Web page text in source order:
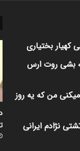
کهیار بختیاری
بشی روت ارس
من که یه روز
نژادم ایرانی